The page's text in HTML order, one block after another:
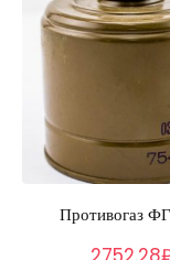
Противогаз